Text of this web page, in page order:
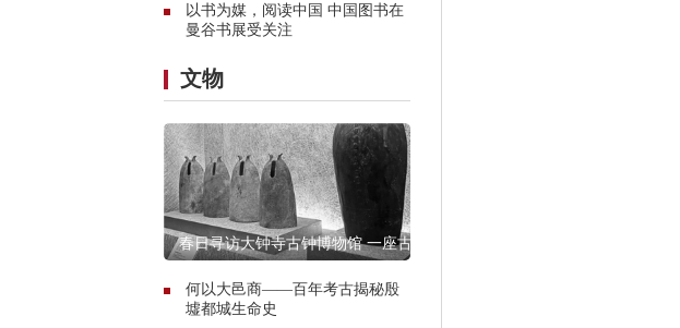
以书为媒，阅读中国 中国图书在
曼谷书展受关注
文物
春日寻访大钟寺古钟博物馆 一座古
何以大邑商——百年考古揭秘殷
墟都城生命史